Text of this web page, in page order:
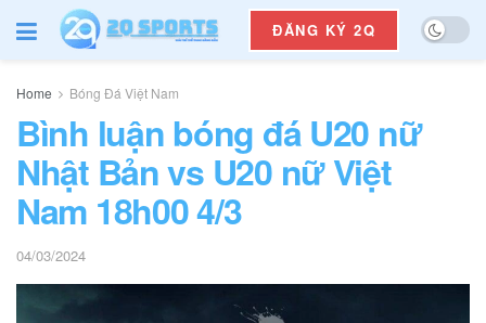
ĐĂNG KÝ 2Q
Home Bóng Đá Việt Nam
Bình luận bóng đá U20 nữ
Nhật Bản vs U20 nữ Việt
Nam 18h00 4/3
04/03/2024